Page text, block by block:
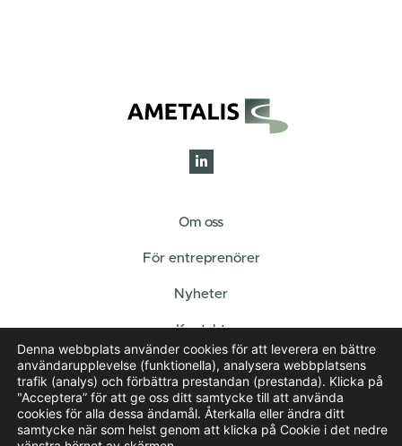
Om oss
För entreprenörer
Nyheter
Kontakt
Hållbarhet
Hållbarhetsprinciper
Integritetspolicy
Denna webbplats använder cookies för att leverera en bättre
användarupplevelse (funktionella), analysera webbplatsens
trafik (analys) och förbättra prestandan (prestanda). Klicka på
"Acceptera” för att ge oss ditt samtycke till att använda
cookies för alla dessa ändamål. Återkalla eller ändra ditt
samtycke när som helst genom att klicka på Cookie i det nedre